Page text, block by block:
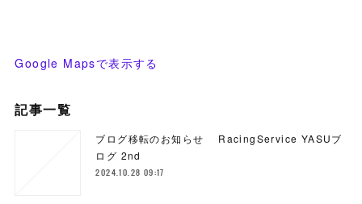
Google Mapsで表示する
記事一覧
ブログ移転のお知らせ RacingService YASUブ
ログ 2nd
2024.10.28 09:17